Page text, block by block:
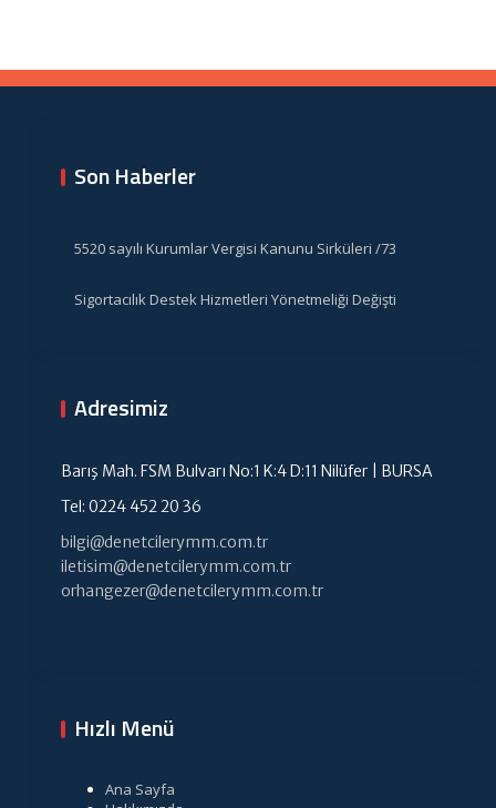
Son Haberler
5520 sayılı Kurumlar Vergisi Kanunu Sirküleri /73
Sigortacılık Destek Hizmetleri Yönetmeliği Değişti
Adresimiz
Barış Mah. FSM Bulvarı No:1 K:4 D:11 Nilüfer | BURSA
Tel: 0224 452 20 36
bilgi@denetcilerymm.com.tr
iletisim@denetcilerymm.com.tr
orhangezer@denetcilerymm.com.tr
Hızlı Menü
Ana Sayfa